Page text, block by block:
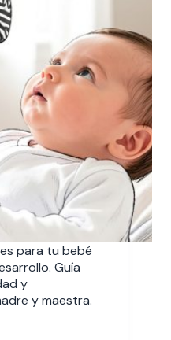
para tu bebé
Guía
y
y maestra.